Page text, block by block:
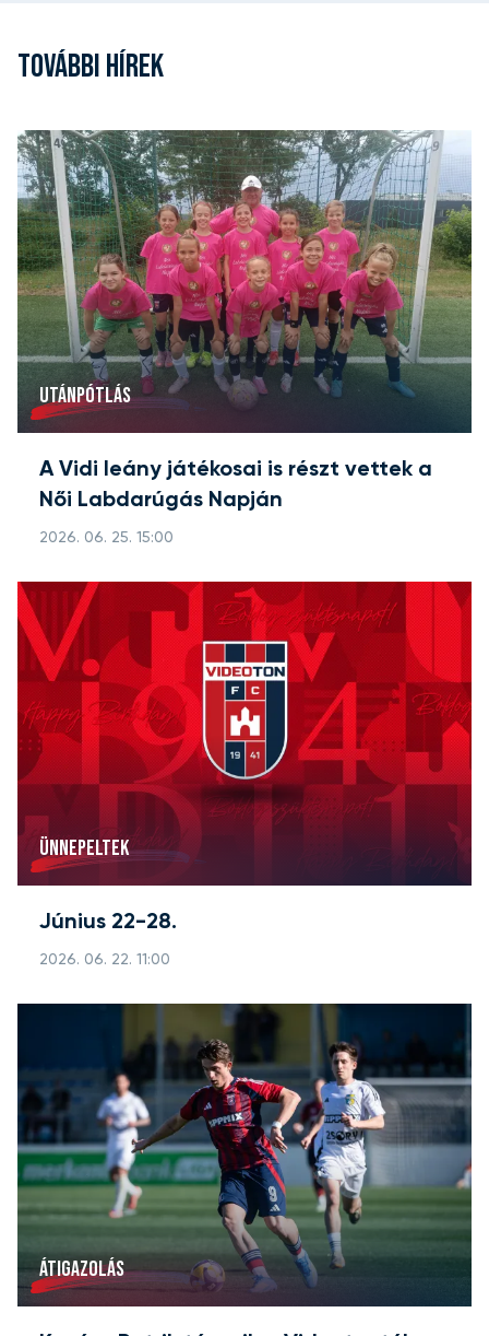
TOVÁBBI HÍREK
UTÁNPÓTLÁS
A Vidi leány játékosai is részt vettek a
Női Labdarúgás Napján
2026. 06. 25. 15:00
ÜNNEPELTEK
Június 22-28.
2026. 06. 22. 11:00
ÁTIGAZOLÁS